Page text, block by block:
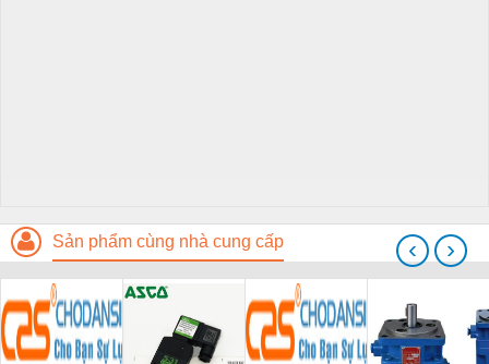
Sản phẩm cùng nhà cung cấp ‹ ›